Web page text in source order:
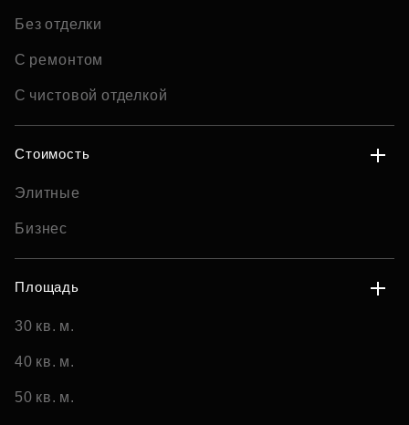
Без отделки
С ремонтом
С чистовой отделкой
Стоимость
Элитные
Бизнес
Площадь
30 кв. м.
40 кв. м.
50 кв. м.